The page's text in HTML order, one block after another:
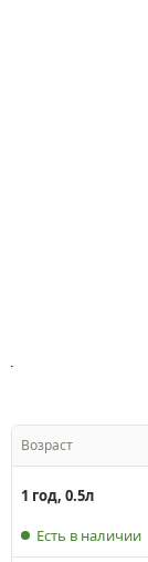
Возраст
1 год, 0.5л
Есть в наличии